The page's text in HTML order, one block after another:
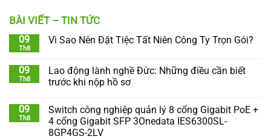
BÀI VIẾT – TIN TỨC
09
Th8
Vì Sao Nên Đặt Tiệc Tất Niên Công Ty Trọn Gói?
09
Th8
Lao động lành nghề Đức: Những điều cần biết
trước khi nộp hồ sơ
09
Th8
Switch công nghiệp quản lý 8 cổng Gigabit PoE +
4 cổng Gigabit SFP 3Onedata IES6300SL-
8GP4GS-2LV